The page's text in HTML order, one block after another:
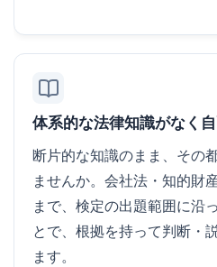
体系的な法律知識がなく
断片的な知識のまま、その
ませんか。会社法・知的財
まで、検定の出題範囲に沿
とで、根拠を持って判断・
ます。